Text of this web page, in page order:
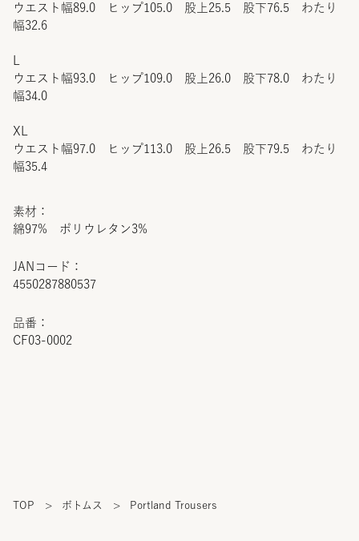
JANコード：
4550287880537
品番：
CF03-0002
ウエスト幅89.0 ヒップ105.0 股上25.5 股下76.5 わたり
幅32.6
ウエスト幅93.0 ヒップ109.0 股上26.0 股下78.0 わたり
幅34.0
XL
ウエスト幅97.0 ヒップ113.0 股上26.5 股下79.5 わたり
幅35.4
素材：
綿97% ポリウレタン3%
TOP > ボトムス > Portland Trousers